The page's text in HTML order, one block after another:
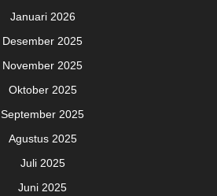
Januari 2026
Desember 2025
November 2025
Oktober 2025
September 2025
Agustus 2025
Juli 2025
Juni 2025